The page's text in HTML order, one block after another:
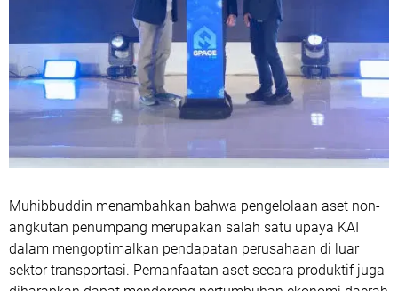
Muhibbuddin menambahkan bahwa pengelolaan aset non-
angkutan penumpang merupakan salah satu upaya KAI
dalam mengoptimalkan pendapatan perusahaan di luar
sektor transportasi. Pemanfaatan aset secara produktif juga